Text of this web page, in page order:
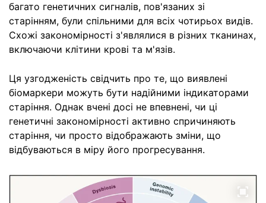
багато генетичних сигналів, пов'язаних зі
старінням, були спільними для всіх чотирьох видів.
Схожі закономірності з'являлися в різних тканинах,
включаючи клітини крові та м'язів.
Ця узгодженість свідчить про те, що виявлені
біомаркери можуть бути надійними індикаторами
старіння. Однак вчені досі не впевнені, чи ці
генетичні закономірності активно спричиняють
старіння, чи просто відображають зміни, що
відбуваються в міру його прогресування.